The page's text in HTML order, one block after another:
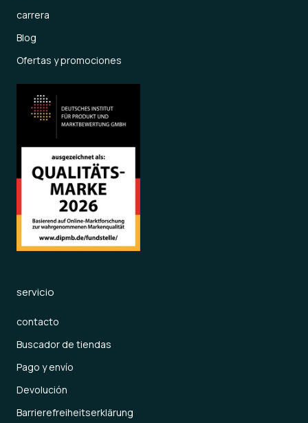
carrera
Blog
Ofertas y promociones
servicio
contacto
Buscador de tiendas
Pago y envío
Devolución
Barrierefreiheitserklärung